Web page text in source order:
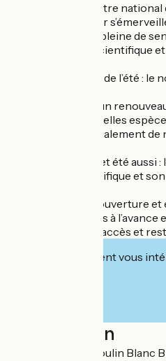
Océanopolis, Centre
et animations pour
Plus qu’une visite pleine de
ce lieu magique, scientifique
C’est l’événement de l’été :
Un lancement et un
sensorielle ! Nouvelles
Au programme également
À (re)découvrir cet été aussi
laboratoire scientifique et
Tarifs, horaires d’ouverture
Achetez vos billets à
Boutique en libre accès et
Cet établissement vous
Localisation
Port Plaisance Moulin Blanc